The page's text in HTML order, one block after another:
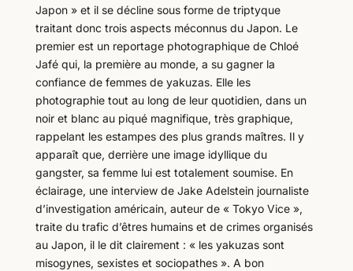
Japon » et il se décline sous forme de triptyque
traitant donc trois aspects méconnus du Japon. Le
premier est un reportage photographique de Chloé
Jafé qui, la première au monde, a su gagner la
confiance de femmes de yakuzas. Elle les
photographie tout au long de leur quotidien, dans un
noir et blanc au piqué magnifique, très graphique,
rappelant les estampes des plus grands maîtres. Il y
apparaît que, derrière une image idyllique du
gangster, sa femme lui est totalement soumise. En
éclairage, une interview de Jake Adelstein journaliste
d’investigation américain, auteur de « Tokyo Vice »,
traite du trafic d’êtres humains et de crimes organisés
au Japon, il le dit clairement : « les yakuzas sont
misogynes, sexistes et sociopathes ». A bon